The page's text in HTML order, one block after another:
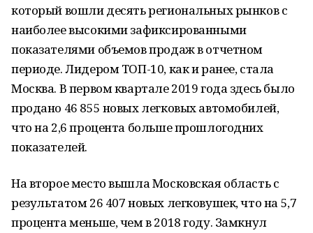
который вошли десять региональных рынков с
наиболее высокими зафиксированными
показателями объемов продаж в отчетном
периоде. Лидером ТОП-10, как и ранее, стала
Москва. В первом квартале 2019 года здесь было
продано 46 855 новых легковых автомобилей,
что на 2,6 процента больше прошлогодних
показателей.
На второе место вышла Московская область с
результатом 26 407 новых легковушек, что на 5,7
процента меньше, чем в 2018 году. Замкнул